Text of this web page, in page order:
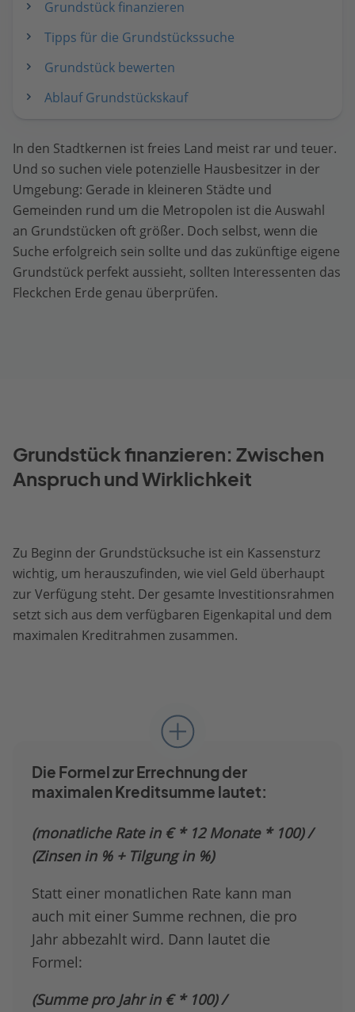
Grundstück finanzieren
Tipps für die Grundstückssuche
Grundstück bewerten
Ablauf Grundstückskauf
In den Stadtkernen ist freies Land meist rar und teuer.
Und so suchen viele potenzielle Hausbesitzer in der
Umgebung: Gerade in kleineren Städte und
Gemeinden rund um die Metropolen ist die Auswahl
an Grundstücken oft größer. Doch selbst, wenn die
Suche erfolgreich sein sollte und das zukünftige eigene
Grundstück perfekt aussieht, sollten Interessenten das
Fleckchen Erde genau überprüfen.
Grundstück finanzieren: Zwischen
Anspruch und Wirklichkeit
Zu Beginn der Grundstücksuche ist ein Kassensturz
wichtig, um herauszufinden, wie viel Geld überhaupt
zur Verfügung steht. Der gesamte Investitionsrahmen
setzt sich aus dem verfügbaren Eigenkapital und dem
maximalen Kreditrahmen zusammen.
Die Formel zur Errechnung der
maximalen Kreditsumme lautet:
(monatliche Rate in € * 12 Monate * 100) /
(Zinsen in % + Tilgung in %)
Statt einer monatlichen Rate kann man
auch mit einer Summe rechnen, die pro
Jahr abbezahlt wird. Dann lautet die
Formel:
(Summe pro Jahr in € * 100) /